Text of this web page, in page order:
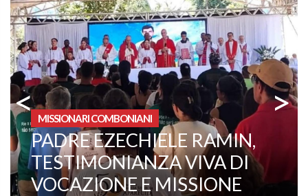
< MISSIONARI COMBONIANI
FATHER ANTONIO LA
BRACA CELEBRATES THE
60TH ANNIVERSARY OF HIS
PRIESTLY ORDINATION
>